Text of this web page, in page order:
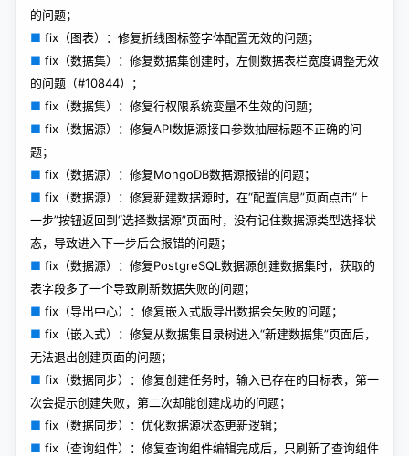
的问题；
■ fix（图表）：修复折线图标签字体配置无效的问题；
■ fix（数据集）：修复数据集创建时，左侧数据表栏宽度调整无效
的问题（#10844）；
■ fix（数据集）：修复行权限系统变量不生效的问题；
■ fix（数据源）：修复API数据源接口参数抽屉标题不正确的问
题；
■ fix（数据源）：修复MongoDB数据源报错的问题；
■ fix（数据源）：修复新建数据源时，在“配置信息”页面点击“上
一步”按钮返回到“选择数据源”页面时，没有记住数据源类型选择状
态，导致进入下一步后会报错的问题；
■ fix（数据源）：修复PostgreSQL数据源创建数据集时，获取的
表字段多了一个导致刷新数据失败的问题；
■ fix（导出中心）：修复嵌入式版导出数据会失败的问题；
■ fix（嵌入式）：修复从数据集目录树进入“新建数据集”页面后，
无法退出创建页面的问题；
■ fix（数据同步）：修复创建任务时，输入已存在的目标表，第一
次会提示创建失败，第二次却能创建成功的问题；
■ fix（数据同步）：优化数据源状态更新逻辑；
■ fix（查询组件）：修复查询组件编辑完成后，只刷新了查询组件